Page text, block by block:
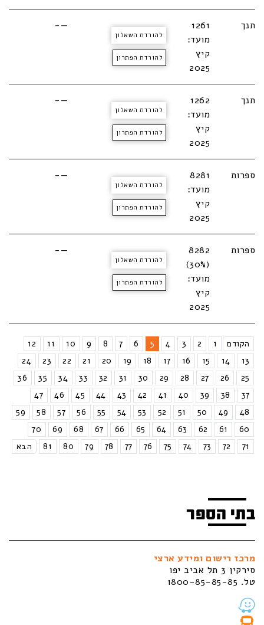
תנך
1261
מועד:
קיץ
2025
להורדת השאלון
להורדת הפתרון
—-
תנך
1262
מועד:
קיץ
2025
להורדת השאלון
להורדת הפתרון
—-
ספרות
8281
מועד:
קיץ
2025
להורדת השאלון
להורדת הפתרון
—-
ספרות
8282
(30%)
מועד:
קיץ
2025
להורדת השאלון
להורדת הפתרון
—-
הקודם 1
2
3
4
5
6
7
8
9
10
11
12
13
14
15
16
17
18
19
20
21
22
23
24
25
26
27
28
29
30
31
32
33
34
35
36
37
38
39
40
41
42
43
44
45
46
47
48
49
50
51
52
53
54
55
56
57
58
59
60
61
62
63
64
65
66
67
68
69
70
71
72
73
74
75
76
77
78
79
80
81 הבא
בתי הספר
מרכז רישום ומידע ארצי
סירקין 3 תל אביב יפו
טל. 1800-85-85-85